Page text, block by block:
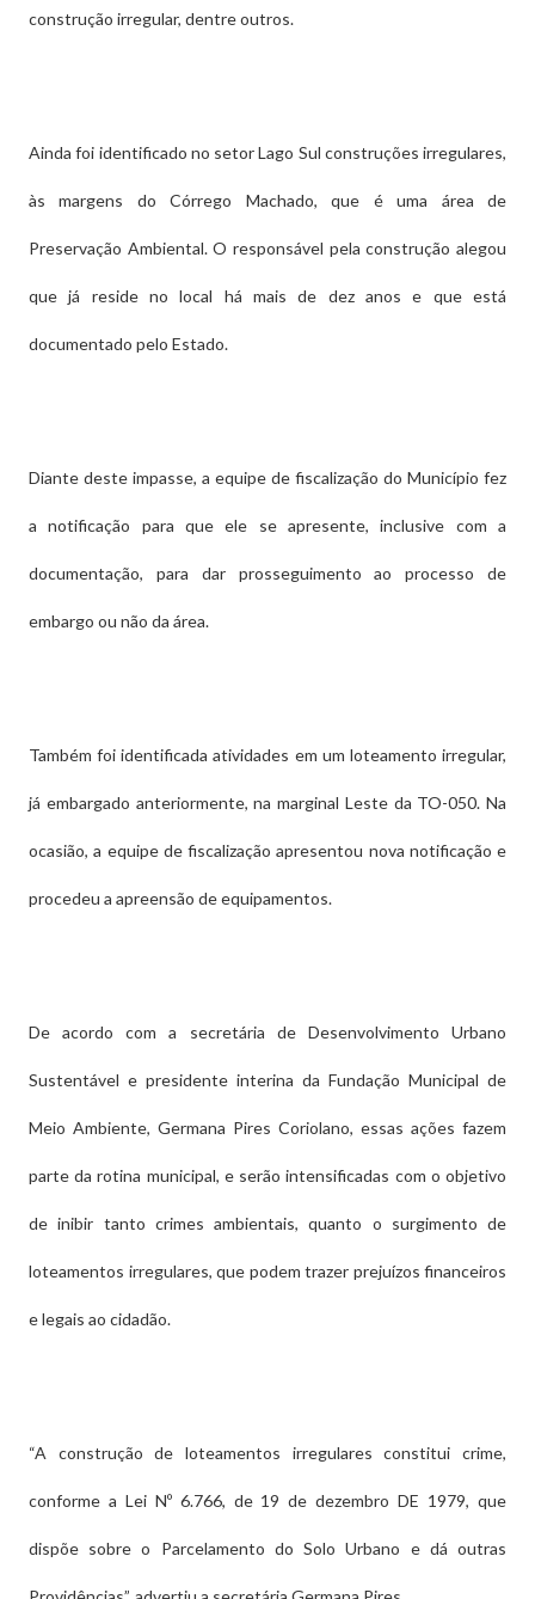
construção irregular, dentre outros.
Ainda foi identificado no setor Lago Sul construções irregulares,
às margens do Córrego Machado, que é uma área de
Preservação Ambiental. O responsável pela construção alegou
que já reside no local há mais de dez anos e que está
documentado pelo Estado.
Diante deste impasse, a equipe de fiscalização do Município fez
a notificação para que ele se apresente, inclusive com a
documentação, para dar prosseguimento ao processo de
embargo ou não da área.
Também foi identificada atividades em um loteamento irregular,
já embargado anteriormente, na marginal Leste da TO-050. Na
ocasião, a equipe de fiscalização apresentou nova notificação e
procedeu a apreensão de equipamentos.
De acordo com a secretária de Desenvolvimento Urbano
Sustentável e presidente interina da Fundação Municipal de
Meio Ambiente, Germana Pires Coriolano, essas ações fazem
parte da rotina municipal, e serão intensificadas com o objetivo
de inibir tanto crimes ambientais, quanto o surgimento de
loteamentos irregulares, que podem trazer prejuízos financeiros
e legais ao cidadão.
“A construção de loteamentos irregulares constitui crime,
conforme a Lei Nº 6.766, de 19 de dezembro DE 1979, que
dispõe sobre o Parcelamento do Solo Urbano e dá outras